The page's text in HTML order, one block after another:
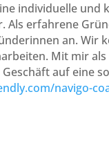
individuelle und
Als erfahrene
an. Wir
Mit mir
auf eine
navigo-